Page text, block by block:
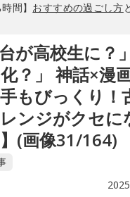
間】 おすすめの過ごし方
台が高校生に？
？」 神話×漫
もびっくり！
ンジがクセに
(画像31/164)